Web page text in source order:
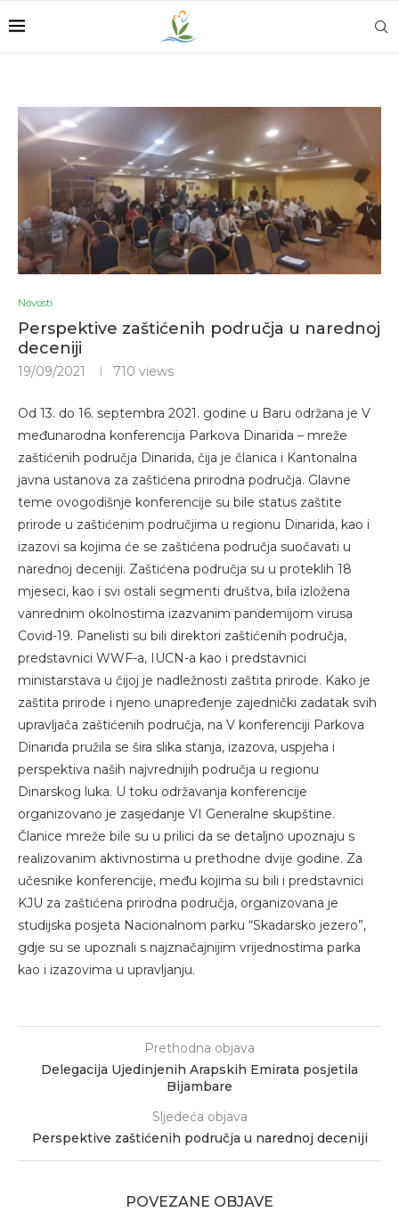
Novosti
Perspektive zaštićenih područja u narednoj
deceniji
19/09/2021 710 views
Od 13. do 16. septembra 2021. godine u Baru održana je V
međunarodna konferencija Parkova Dinarida – mreže
zaštićenih područja Dinarida, čija je članica i Kantonalna
javna ustanova za zaštićena prirodna područja. Glavne
teme ovogodišnje konferencije su bile status zaštite
prirode u zaštićenim područjima u regionu Dinarida, kao i
izazovi sa kojima će se zaštićena područja suočavati u
narednoj deceniji. Zaštićena područja su u proteklih 18
mjeseci, kao i svi ostali segmenti društva, bila izložena
vanrednim okolnostima izazvanim pandemijom virusa
Covid-19. Panelisti su bili direktori zaštićenih područja,
predstavnici WWF-a, IUCN-a kao i predstavnici
ministarstava u čijoj je nadležnosti zaštita prirode. Kako je
zaštita prirode i njeno unapređenje zajednički zadatak svih
upravljača zaštićenih područja, na V konferenciji Parkova
Dinarida pružila se šira slika stanja, izazova, uspjeha i
perspektiva naših najvrednijih područja u regionu
Dinarskog luka. U toku održavanja konferencije
organizovano je zasjedanje VI Generalne skupštine.
Članice mreže bile su u prilici da se detaljno upoznaju s
realizovanim aktivnostima u prethodne dvije godine. Za
učesnike konferencije, među kojima su bili i predstavnici
KJU za zaštićena prirodna područja, organizovana je
studijska posjeta Nacionalnom parku “Skadarsko jezero”,
gdje su se upoznali s najznačajnijim vrijednostima parka
kao i izazovima u upravljanju.
Prethodna objava
Delegacija Ujedinjenih Arapskih Emirata posjetila
Bijambare
Sljedeća objava
Perspektive zaštićenih područja u narednoj deceniji
POVEZANE OBJAVE